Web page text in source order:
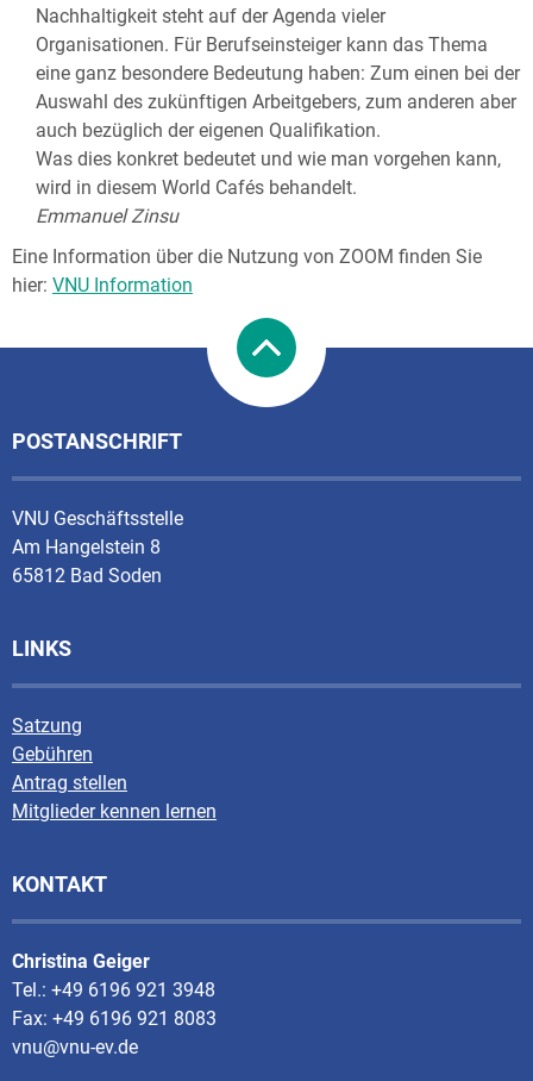
Nachhaltigkeit steht auf der Agenda vieler
Organisationen. Für Berufseinsteiger kann das Thema
eine ganz besondere Bedeutung haben: Zum einen bei der
Auswahl des zukünftigen Arbeitgebers, zum anderen aber
auch bezüglich der eigenen Qualifikation.
Was dies konkret bedeutet und wie man vorgehen kann,
wird in diesem World Cafés behandelt.
Emmanuel Zinsu
Eine Information über die Nutzung von ZOOM finden Sie
hier: VNU Information
POSTANSCHRIFT
VNU Geschäftsstelle
Am Hangelstein 8
65812 Bad Soden
LINKS
Satzung
Gebühren
Antrag stellen
Mitglieder kennen lernen
KONTAKT
Christina Geiger
Tel.: +49 6196 921 3948
Fax: +49 6196 921 8083
vnu@vnu-ev.de